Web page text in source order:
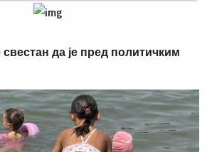
да је пред политичким